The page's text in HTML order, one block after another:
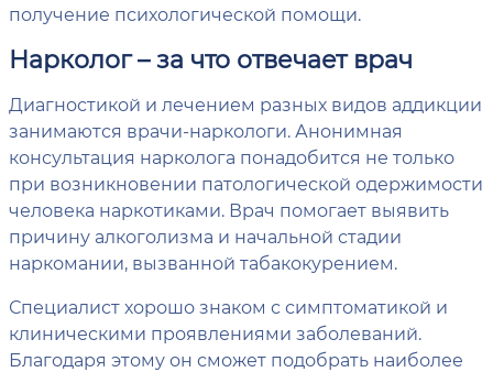
получение психологической помощи.
Нарколог – за что отвечает врач
Диагностикой и лечением разных видов аддикции
занимаются врачи-наркологи. Анонимная
консультация нарколога понадобится не только
при возникновении патологической одержимости
человека наркотиками. Врач помогает выявить
причину алкоголизма и начальной стадии
наркомании, вызванной табакокурением.
Специалист хорошо знаком с симптоматикой и
клиническими проявлениями заболеваний.
Благодаря этому он сможет подобрать наиболее